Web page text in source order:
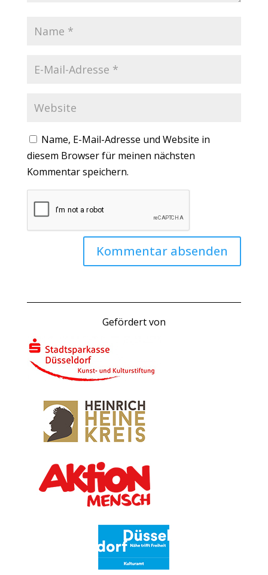
Name, E-Mail-Adresse und Website in
diesem Browser für meinen nächsten
Kommentar speichern.
Gefördert von